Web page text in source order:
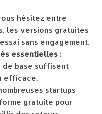
hésitez entre
les versions gratuites
sans engagement.
essentielles :
de base suffisent
efficace.
startups
gratuite pour